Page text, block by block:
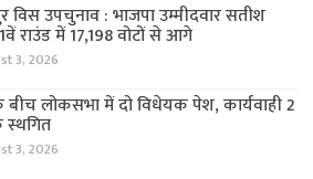
विस उपचुनाव : भाजपा उम्मीदवार सतीश
राउंड में 17,198 वोटों से आगे
3, 2026
बीच लोकसभा में दो विधेयक पेश, कार्यवाही 2
3, 2026